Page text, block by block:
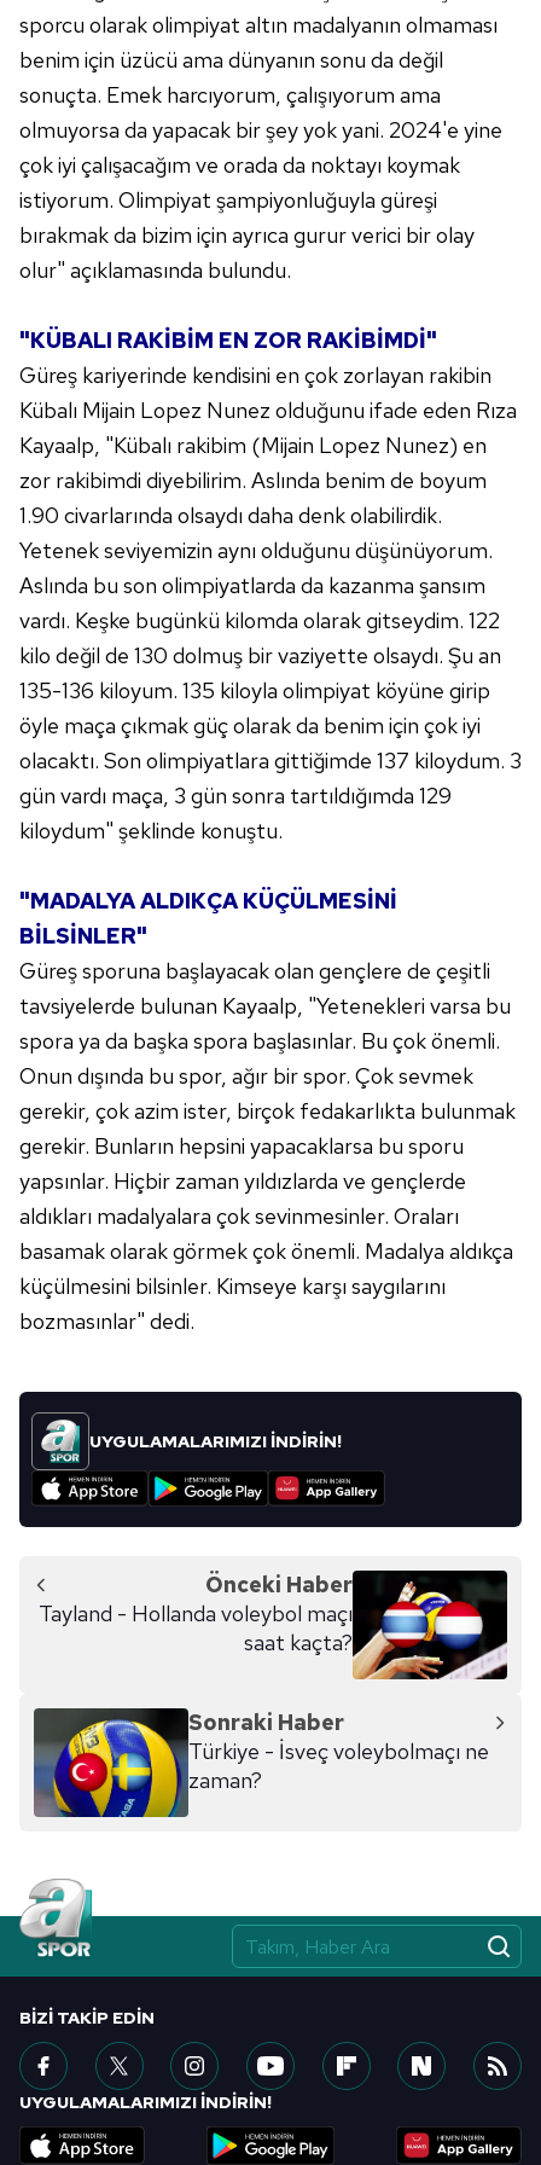
kılınması ve kişiselleştirilmesi ve sizlere yönelik
reklam/pazarlama faaliyetlerinin yapılması, amaçlarıyla
Çerezlere ilişkin tercihlerinizi aşağıda yer alan panel
vasıtasıyla belirleyebilirsiniz. Çerezlere ilişkin detaylı bilgi
için Ayarlar butonuna tıklayabilir,Çerez Bilgilendirme
Metnimizi
ziyaret edebilirsiniz.
6698 sayılı Kişisel Verilerin Korunması Kanunu uyarınca
ilgili mevzuata uygun olarak kullanılan çerezlerle ilgili bilgi
almak için lütfentıklayınız.
sporcu olarak olimpiyat altın madalyanın olmaması
benim için üzücü ama dünyanın sonu da değil
sonuçta. Emek harcıyorum, çalışıyorum ama
olmuyorsa da yapacak bir şey yok yani. 2024'e yine
çok iyi çalışacağım ve orada da noktayı koymak
istiyorum. Olimpiyat şampiyonluğuyla güreşi
bırakmak da bizim için ayrıca gurur verici bir olay
olur" açıklamasında bulundu.
"KÜBALI RAKİBİM EN ZOR RAKİBİMDİ"
Güreş kariyerinde kendisini en çok zorlayan rakibin
Kübalı Mijain Lopez Nunez olduğunu ifade eden Rıza
Kayaalp, "Kübalı rakibim (Mijain Lopez Nunez) en
zor rakibimdi diyebilirim. Aslında benim de boyum
1.90 civarlarında olsaydı daha denk olabilirdik.
Yetenek seviyemizin aynı olduğunu düşünüyorum.
Aslında bu son olimpiyatlarda da kazanma şansım
vardı. Keşke bugünkü kilomda olarak gitseydim. 122
kilo değil de 130 dolmuş bir vaziyette olsaydı. Şu an
135-136 kiloyum. 135 kiloyla olimpiyat köyüne girip
öyle maça çıkmak güç olarak da benim için çok iyi
olacaktı. Son olimpiyatlara gittiğimde 137 kiloydum. 3
gün vardı maça, 3 gün sonra tartıldığımda 129
kiloydum" şeklinde konuştu.
"MADALYA ALDIKÇA KÜÇÜLMESİNİ
BİLSİNLER"
Güreş sporuna başlayacak olan gençlere de çeşitli
tavsiyelerde bulunan Kayaalp, "Yetenekleri varsa bu
spora ya da başka spora başlasınlar. Bu çok önemli.
Onun dışında bu spor, ağır bir spor. Çok sevmek
gerekir, çok azim ister, birçok fedakarlıkta bulunmak
gerekir. Bunların hepsini yapacaklarsa bu sporu
yapsınlar. Hiçbir zaman yıldızlarda ve gençlerde
aldıkları madalyalara çok sevinmesinler. Oraları
basamak olarak görmek çok önemli. Madalya aldıkça
küçülmesini bilsinler. Kimseye karşı saygılarını
bozmasınlar" dedi.
UYGULAMALARIMIZI İNDİRİN!
Önceki Haber
Tayland - Hollanda voleybol maçı
saat kaçta?
Sonraki Haber
Türkiye - İsveç voleybolmaçı ne
zaman?
BIZI TAKIP EDIN
UYGULAMALARIMIZI İNDİRİN!